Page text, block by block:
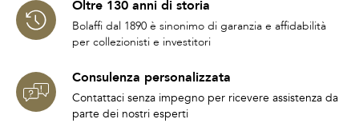
Oltre 130 anni di storia
Bolaffi dal 1890 è sinonimo di garanzia e affidabilità
per collezionisti e investitori
Consulenza personalizzata
Contattaci senza impegno per ricevere assistenza da
parte dei nostri esperti